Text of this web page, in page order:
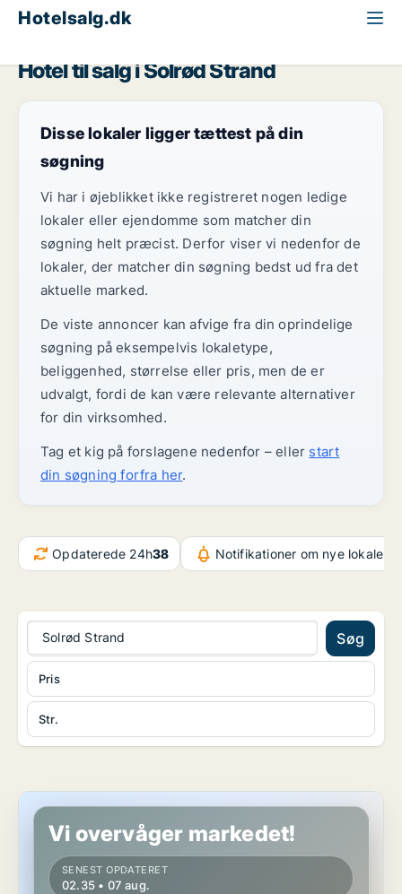
Hotelsalg.dk
Hotel til salg i Solrød Strand
Disse lokaler ligger tættest på din
søgning
Vi har i øjeblikket ikke registreret nogen ledige
lokaler eller ejendomme som matcher din
søgning helt præcist. Derfor viser vi nedenfor de
lokaler, der matcher din søgning bedst ud fra det
aktuelle marked.
De viste annoncer kan afvige fra din oprindelige
søgning på eksempelvis lokaletype,
beliggenhed, størrelse eller pris, men de er
udvalgt, fordi de kan være relevante alternativer
for din virksomhed.
Tag et kig på forslagene nedenfor – eller start
din søgning forfra her.
Opdaterede 24h38 Notifikationer om nye lokaler
Solrød Strand Søg
Str.
Pris
Hotelejendom på København N
Vi overvåger markedet!
SENEST OPDATERET
02.35 • 07 aug.